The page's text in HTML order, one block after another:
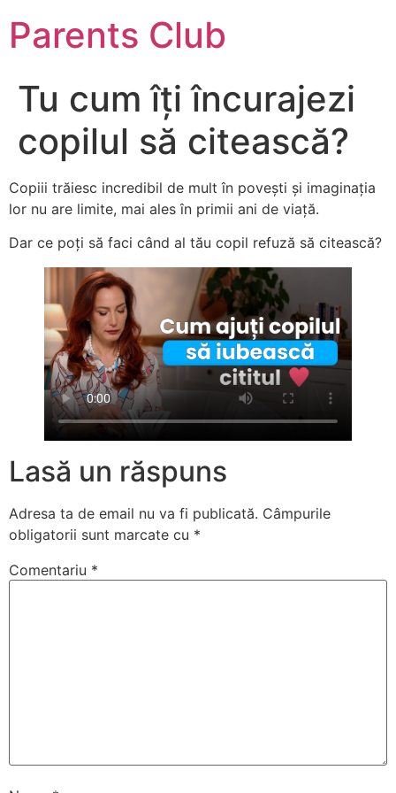
Parents Club
Tu cum îți încurajezi
copilul să citească?
Copiii trăiesc incredibil de mult în povești și imaginația
lor nu are limite, mai ales în primii ani de viață.
Dar ce poți să faci când al tău copil refuză să citească?
Lasă un răspuns
Adresa ta de email nu va fi publicată. Câmpurile
obligatorii sunt marcate cu *
Comentariu *